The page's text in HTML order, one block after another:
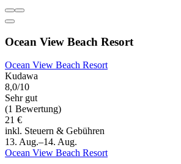
Ocean View Beach Resort
Ocean View Beach Resort
Kudawa
8,0/10
Sehr gut
(1 Bewertung)
21 €
inkl. Steuern & Gebühren
13. Aug.–14. Aug.
Ocean View Beach Resort